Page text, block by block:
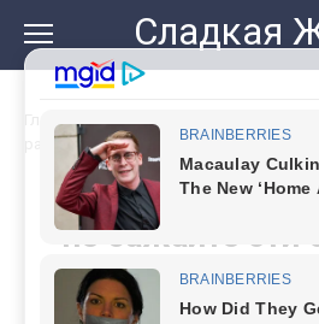
контенту
Сладкая
растений рядом с кабачками
Об урожае
не сажайте эти
рядом с